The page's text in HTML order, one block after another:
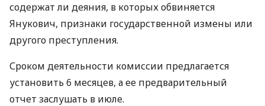
содержат ли деяния, в которых обвиняется
Янукович, признаки государственной измены или
другого преступления.
Сроком деятельности комиссии предлагается
установить 6 месяцев, а ее предварительный
отчет заслушать в июле.